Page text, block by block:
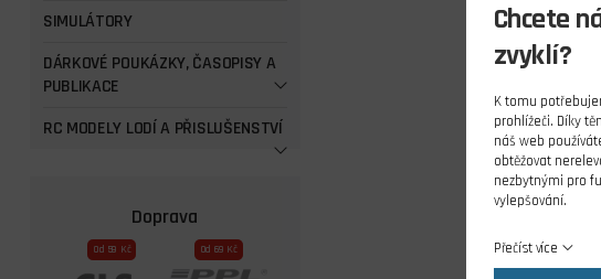
SIMULÁTORY
DÁRKOVÉ POUKÁZKY, ČASOPISY A
PUBLIKACE
RC MODELY LODÍ A PŘISLUŠENSTVÍ
Doprava
Od 59 Kč Od 69 Kč
Chcete
zvyklí?
K tomu
prohlížeči. Díky
náš web
obtěžovat
nezbytnými pro
vylepšování.
Přečíst více